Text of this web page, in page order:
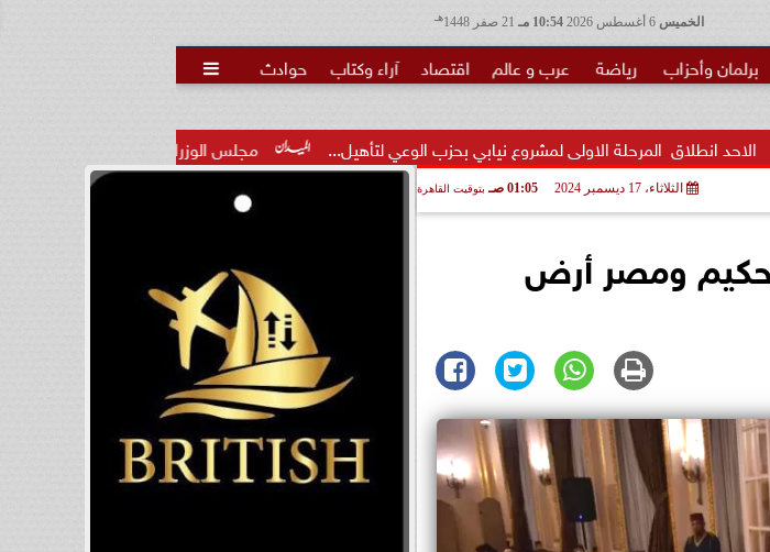
الخميس 10:54 مـ هـ
برلمان وأحزاب رياضة عرب و عالم اقتصاد آراء وكتاب حوادث 
مجلس الوزراء يوافق على تعديل بعض أحكام القرار الاولى لمشروع نيابي بحزب الوعي لتأهيل...
الثلاثاء، 17 ديسمبر 2024 01:05 صـ بتوقيت القاهرة
حكيم ومصر أرض